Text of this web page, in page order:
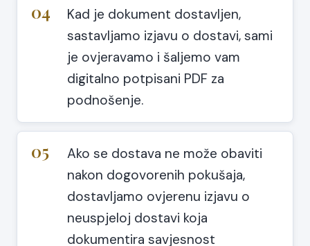
04
Kad je dokument dostavljen,
sastavljamo izjavu o dostavi, sami
je ovjeravamo i šaljemo vam
digitalno potpisani PDF za
podnošenje.
05
Ako se dostava ne može obaviti
nakon dogovorenih pokušaja,
dostavljamo ovjerenu izjavu o
neuspjeloj dostavi koja
dokumentira savjesnost